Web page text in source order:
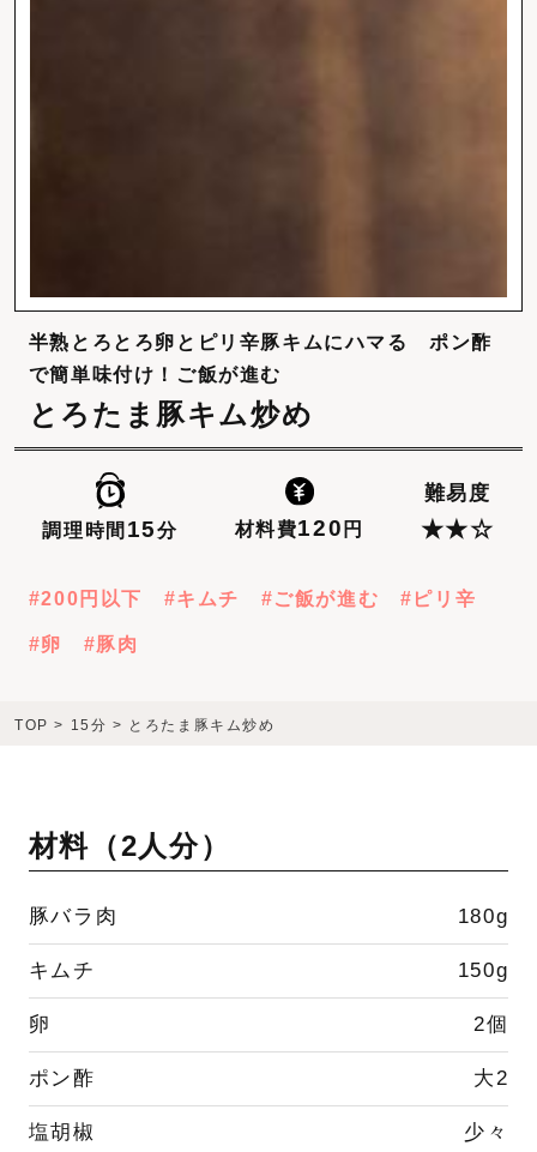
半熟とろとろ卵とピリ辛豚キムにハマる ポン酢
で簡単味付け！ご飯が進む
とろたま豚キム炒め
調理時間 15分 材料費120 円
難易度
★★☆
200円以下 キムチ ご飯が進む ピリ辛
卵 豚肉
TOP > 15分 > とろたま豚キム炒め
材料（2人分）
豚バラ肉 180g
キムチ 150g
卵 2個
ポン酢 大2
塩胡椒 少々